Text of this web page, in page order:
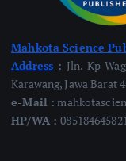
Mahkota Science
Address : Jln. Kp
Karawang, Jawa Barat
e-Mail :
HP/WA :